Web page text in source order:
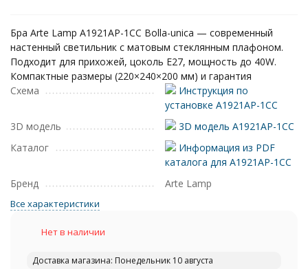
Бра Arte Lamp A1921AP-1CC Bolla-unica — современный
настенный светильник с матовым стеклянным плафоном.
Подходит для прихожей, цоколь E27, мощность до 40W.
Компактные размеры (220×240×200 мм) и гарантия
Схема
Инструкция по
установке A1921AP-1CC
3D модель
3D модель A1921AP-1CC
Каталог
Информация из PDF
каталога для A1921AP-1CC
Бренд
Arte Lamp
Все характеристики
Нет в наличии
Доставка магазина: Понедельник 10 августа